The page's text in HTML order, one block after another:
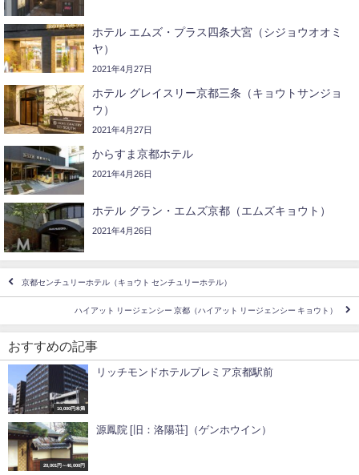
ホテル エムズ・プラス四条大宮（シジョウオオミ
ヤ）
2021年4月27日
ホテル グレイスリー京都三条（キョウトサンジョ
ウ）
2021年4月27日
からすま京都ホテル
2021年4月26日
ホテル グラン・エムズ京都（エムズキョウト）
2021年4月26日
京都センチュリーホテル（キョウト センチュリーホテル）
ハイアット リージェンシー 京都（ハイアット リージェンシー キョウト）
おすすめの記事
10,000円未満
リッチモンドホテルプレミア京都駅前
20,001円～40,000円
源鳳院 [旧：洛陽荘]（ゲンホウイン）